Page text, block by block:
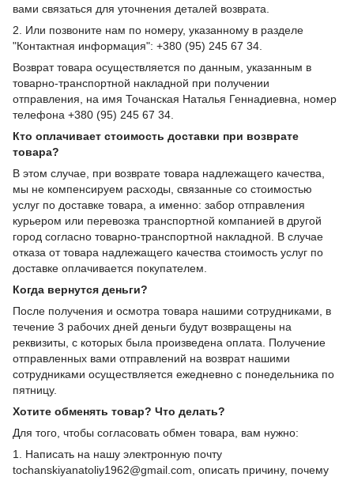
вами связаться для уточнения деталей возврата.
2. Или позвоните нам по номеру, указанному в разделе
"Контактная информация": +380 (95) 245 67 34.
Возврат товара осуществляется по данным, указанным в
товарно-транспортной накладной при получении
отправления, на имя Точанская Наталья Геннадиевна, номер
телефона +380 (95) 245 67 34.
Кто оплачивает стоимость доставки при возврате
товара?
В этом случае, при возврате товара надлежащего качества,
мы не компенсируем расходы, связанные со стоимостью
услуг по доставке товара, а именно: забор отправления
курьером или перевозка транспортной компанией в другой
город согласно товарно-транспортной накладной. В случае
отказа от товара надлежащего качества стоимость услуг по
доставке оплачивается покупателем.
Когда вернутся деньги?
После получения и осмотра товара нашими сотрудниками, в
течение 3 рабочих дней деньги будут возвращены на
реквизиты, с которых была произведена оплата. Получение
отправленных вами отправлений на возврат нашими
сотрудниками осуществляется ежедневно с понедельника по
пятницу.
Хотите обменять товар? Что делать?
Для того, чтобы согласовать обмен товара, вам нужно:
1. Написать на нашу электронную почту
tochanskiyanatoliy1962@gmail.com, описать причину, почему